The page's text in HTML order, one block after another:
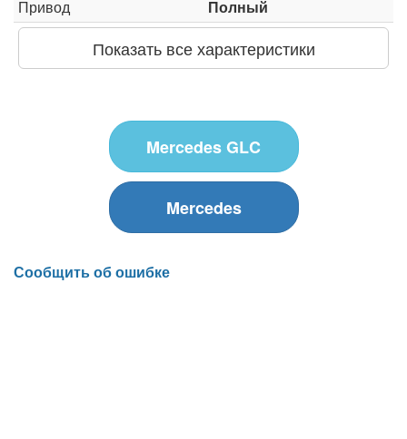
Привод Полный
Показать все характеристики
Mercedes GLC
Mercedes
Сообщить об ошибке